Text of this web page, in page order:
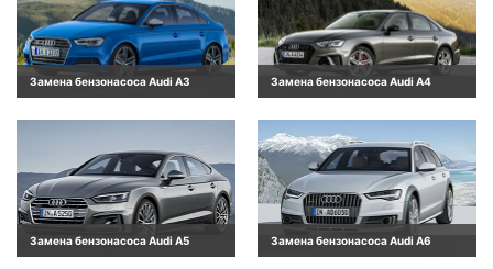
Замена бензонасоса Audi A3 Замена бензонасоса Audi A4
Замена бензонасоса Audi A5 Замена бензонасоса Audi A6